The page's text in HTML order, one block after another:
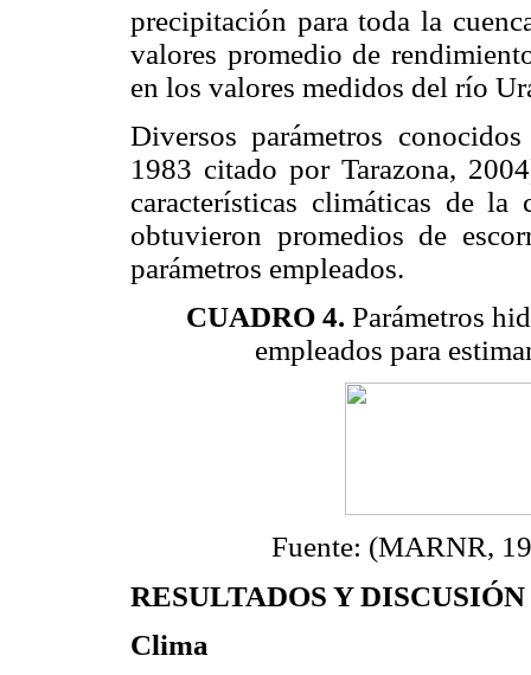
precipitación para toda la
valores promedio de
en los valores medidos del río
Diversos parámetros
1983 citado por Tarazona,
características climáticas de
obtuvieron promedios de
parámetros empleados.
CUADRO 4. Parámetros
empleados para
Fuente: (MARNR,
RESULTADOS Y DISCUSIÓN
Clima